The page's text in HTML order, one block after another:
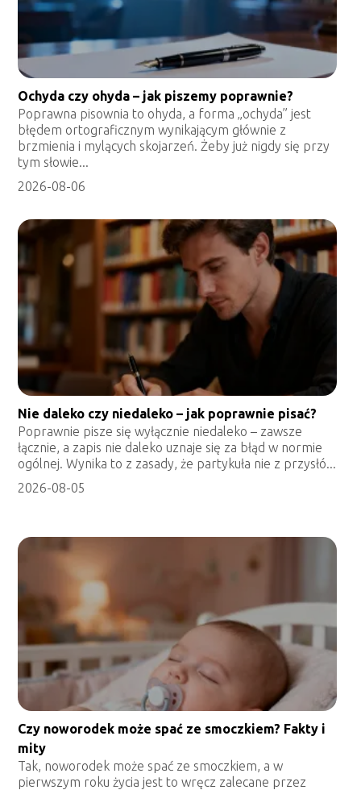
Ochyda czy ohyda – jak piszemy poprawnie?
Poprawna pisownia to ohyda, a forma „ochyda” jest
błędem ortograficznym wynikającym głównie z
brzmienia i mylących skojarzeń. Żeby już nigdy się przy
tym słowie...
2026-08-06
Nie daleko czy niedaleko – jak poprawnie pisać?
Poprawnie pisze się wyłącznie niedaleko – zawsze
łącznie, a zapis nie daleko uznaje się za błąd w normie
ogólnej. Wynika to z zasady, że partykuła nie z przysłó...
2026-08-05
Czy noworodek może spać ze smoczkiem? Fakty i
mity
Tak, noworodek może spać ze smoczkiem, a w
pierwszym roku życia jest to wręcz zalecane przez